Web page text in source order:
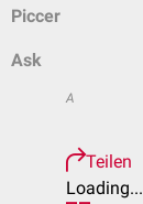
Piccer
Ask
A
Teilen
Loading...